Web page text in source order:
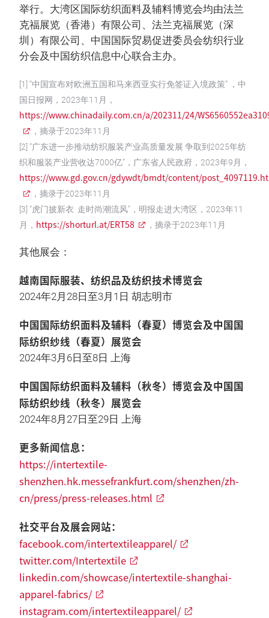
举行。大湾区国际纺织面料及辅料博览会均由法兰
克福展览（香港）有限公司、法兰克福展览（深
圳）有限公司、中国国际贸易促进委员会纺织行业
分会及中国纺织信息中心联合主办。
[1] “中国宣布对欧洲五国和马来西亚实行免签证入境政策” ，中
国日报网，2023年11月，
https://www.chinadaily.com.cn/a/202311/24/
，摘录于2023年11月
[2] “广东进一步推动纺织服装产业高质量发展 争取到2025年纺
织和服装产业营收达7000亿”，广东省人民政府，2023年9月，
https://www.gd.gov.cn/gdywdt/bmdt/content/
，摘录于2023年11月
[3] “虎门披新衣 走时尚潮流风”，明报走进大湾区，2023年11
月， https://shorturl.at/ERT58 ，摘录于2023年11月
其他展会：
越南国际服装、纺织品及纺织技术博览会
2024年2月28日至3月1日 胡志明市
中国国际纺织面料及辅料（春夏）博览会及中国国
际纺织纱线（春夏）展览会
2024年3月6日至8日 上海
中国国际纺织面料及辅料（秋冬）博览会及中国国
际纺织纱线（秋冬）展览会
2024年8月27日至29日 上海
更多新闻信息：
https://intertextile-
shenzhen.hk.messefrankfurt.com/shenzhen/zh-
cn/press/press-releases.html
社交平台及展会网站：
facebook.com/intertextileapparel/
twitter.com/Intertextile
linkedin.com/showcase/intertextile-shanghai-
apparel-fabrics/
instagram.com/intertextileapparel/